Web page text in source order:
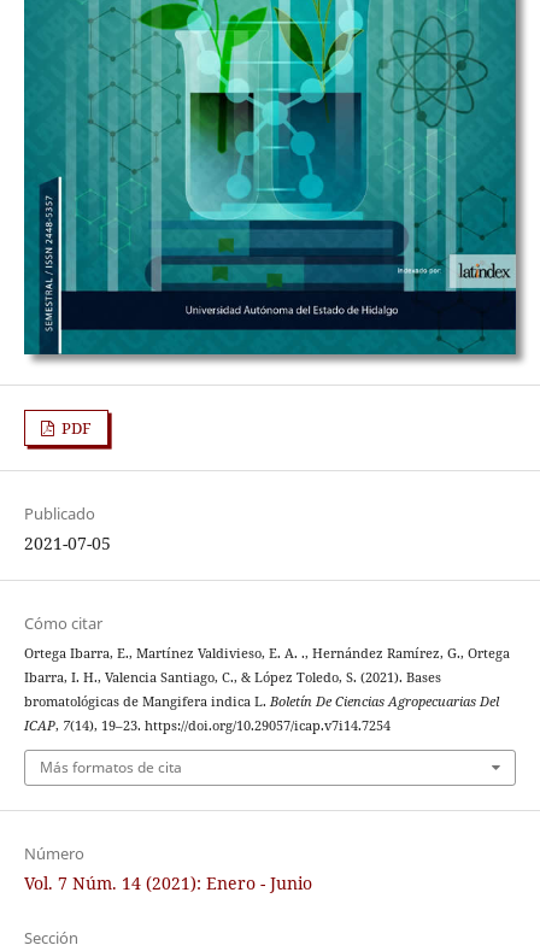
PDF
Publicado
2021-07-05
Cómo citar
Ortega Ibarra, E., Martínez Valdivieso, E. A. ., Hernández Ramírez, G., Ortega
Ibarra, I. H., Valencia Santiago, C., & López Toledo, S. (2021). Bases
bromatológicas de Mangifera indica L. Boletín De Ciencias Agropecuarias Del
ICAP, 7(14), 19–23. https://doi.org/10.29057/icap.v7i14.7254
Más formatos de cita
Número
Vol. 7 Núm. 14 (2021): Enero - Junio
Sección